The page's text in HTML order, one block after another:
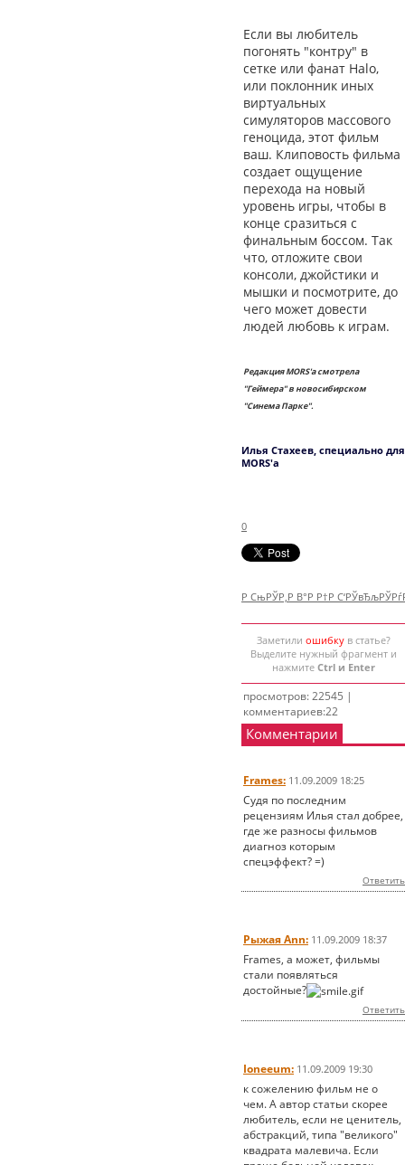
Если вы любитель
погонять "контру" в
сетке или фанат Halo,
или поклонник иных
виртуальных
симуляторов массового
геноцида, этот фильм
ваш. Клиповость фильма
создает ощущение
перехода на новый
уровень игры, чтобы в
конце сразиться с
финальным боссом. Так
что, отложите свои
консоли, джойстики и
мышки и посмотрите, до
чего может довести
людей любовь к играм.
Редакция MORS'а смотрела
"Геймера" в новосибирском
"Синема Парке".
Илья Стахеев, специально для
MORS'а
0
Р СњРЎР‚Р В°Р Р†Р
Заметили ошибкув статье?
Выделите нужный фрагмент и
нажмите Ctrl и Enter
просмотров: 22545 |
комментариев:22
Комментарии
Frames: 11.09.2009 18:25
Судя по последним
рецензиям Илья стал добрее,
где же разносы фильмов
диагноз которым
спецэффект? =)
Ответить
Рыжая Ann: 11.09.2009 18:37
Frames, а может, фильмы
стали появляться
достойные?
Ответить
Ioneeum: 11.09.2009 19:30
к сожелению фильм не о
чем. А автор статьи скорее
любитель, если не ценитель,
абстракций, типа "великого"
квадрата малевича. Если